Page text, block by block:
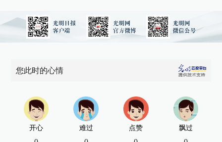
您此时的心情
开心 难过 点赞 飘过